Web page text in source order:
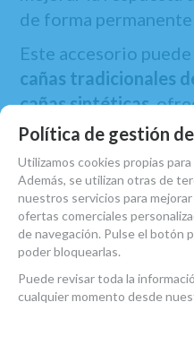
de forma
Este accesorio
cañas tradicionales
cañas sintéticas,
versátil para
músicos
reutilizable, permite
y ajustar la
forma sencilla.
Disponible en
Performer BG A80S
Política de gestión
Utilizamos cookies propias
Además, se utilizan otras de
nuestros servicios para
ofertas comerciales
de navegación. Pulse el botón
poder bloquearlas.
Puede revisar toda la
cualquier momento desde